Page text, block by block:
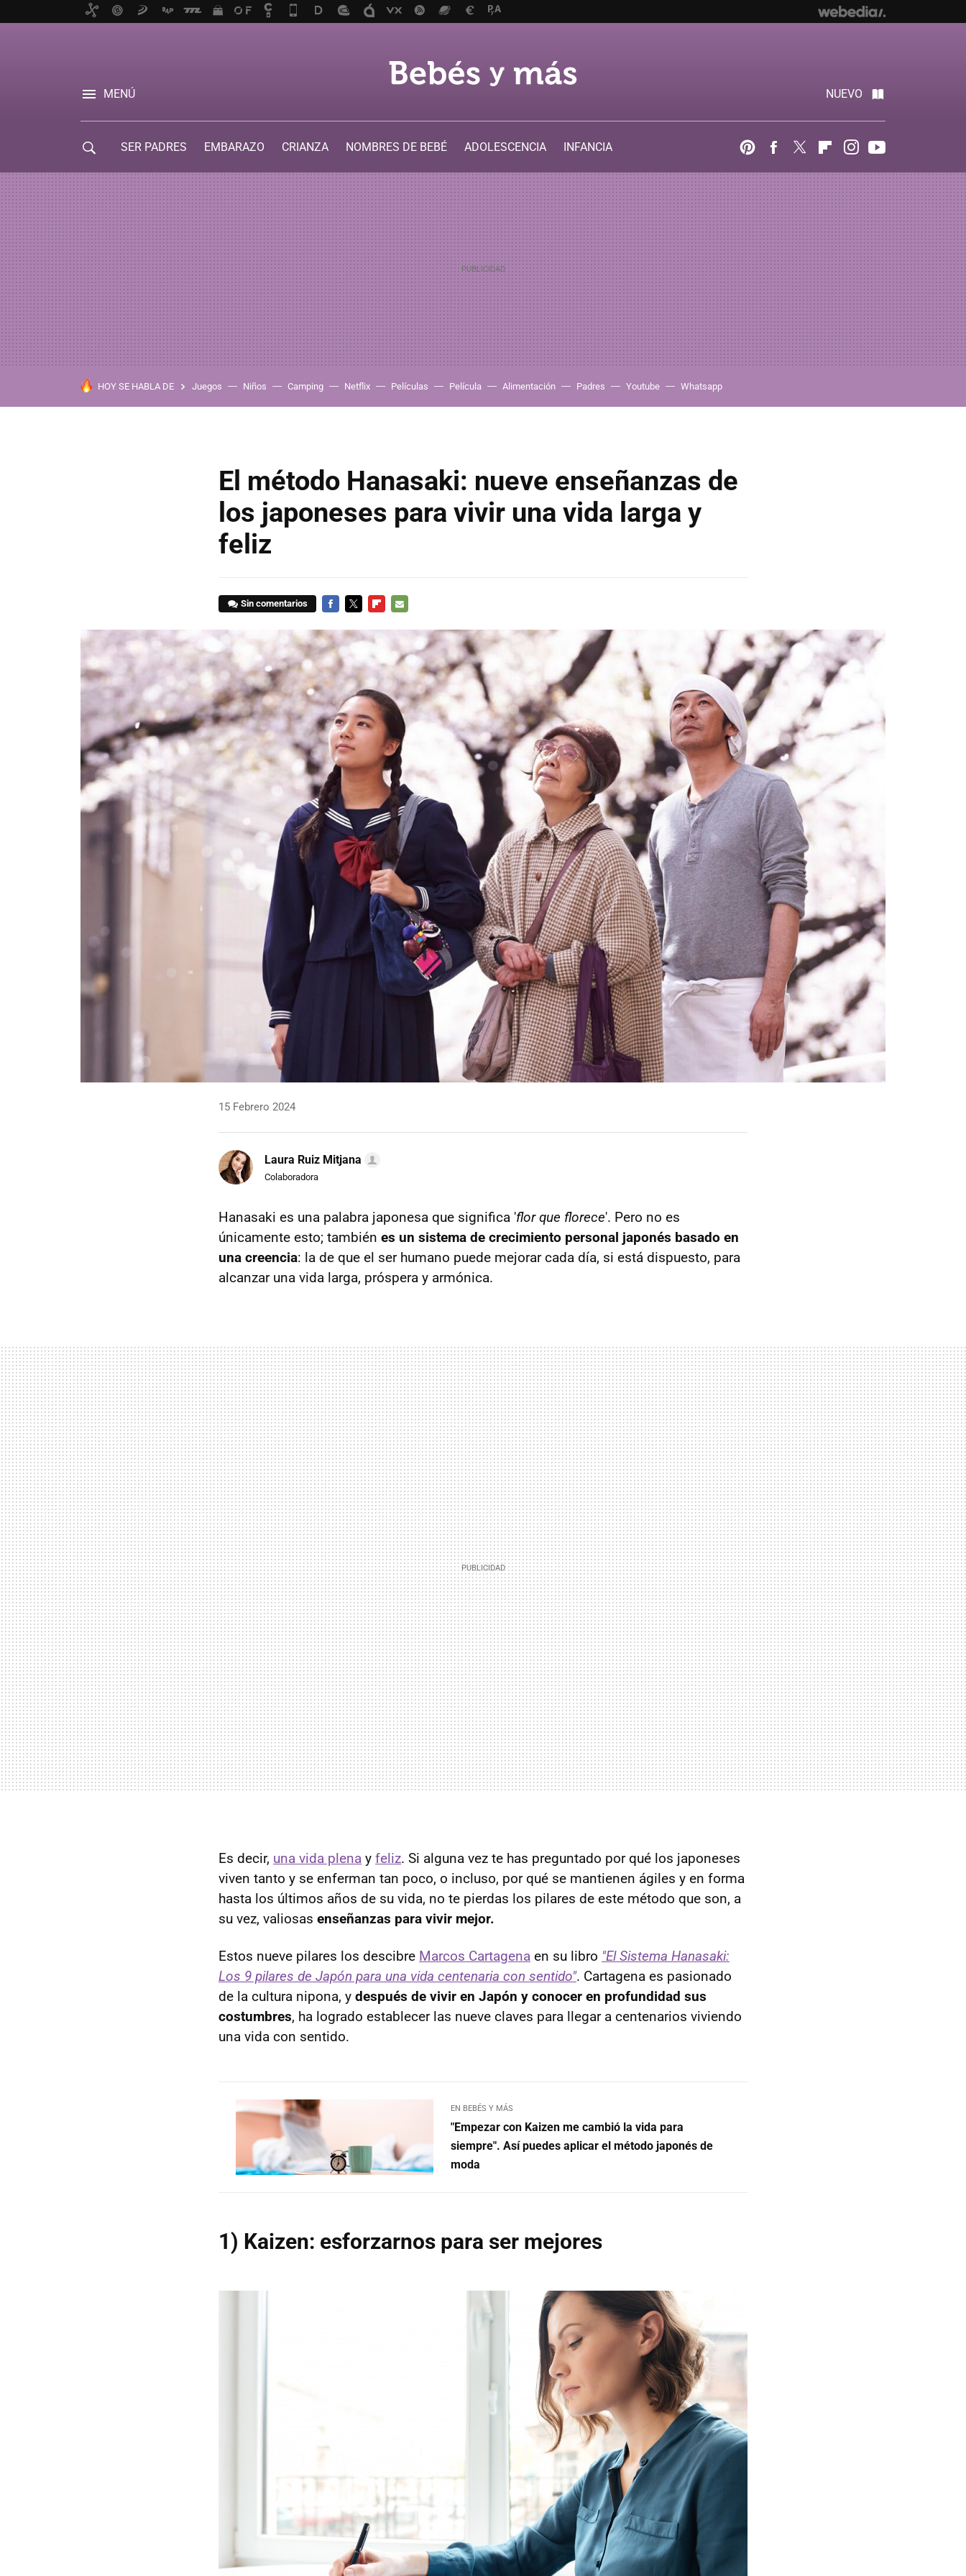
MENÚ NUEVO
SER PADRES EMBARAZO CRIANZA NOMBRES DE BEBÉ ADOLESCENCIA
INFANCIA
PinterestFacebook
Twitter FlipboardInstagram
HOY SE HABLA DE Juegos Niños Camping Netflix Películas Película Alimentación Padres Youtube Whatsapp
El método Hanasaki: nueve enseñanzas de
los japoneses para vivir una vida larga y
feliz
Sin comentarios
15 Febrero 2024
Laura Ruiz Mitjana
Colaboradora
Hanasaki es una palabra japonesa que significa 'flor que florece'. Pero no es
únicamente esto; también es un sistema de crecimiento personal japonés basado en
una creencia: la de que el ser humano puede mejorar cada día, si está dispuesto, para
alcanzar una vida larga, próspera y armónica.
Es decir, una vida plena y feliz. Si alguna vez te has preguntado por qué los japoneses
viven tanto y se enferman tan poco, o incluso, por qué se mantienen ágiles y en forma
hasta los últimos años de su vida, no te pierdas los pilares de este método que son, a
su vez, valiosas enseñanzas para vivir mejor.
Estos nueve pilares los descibre Marcos Cartagena en su libro "El Sistema Hanasaki:
Los 9 pilares de Japón para una vida centenaria con sentido". Cartagena es pasionado
de la cultura nipona, y después de vivir en Japón y conocer en profundidad sus
costumbres, ha logrado establecer las nueve claves para llegar a centenarios viviendo
una vida con sentido.
EN BEBÉS Y MÁS
"Empezar con Kaizen me cambió la vida para
siempre". Así puedes aplicar el método japonés de
moda
1) Kaizen: esforzarnos para ser mejores